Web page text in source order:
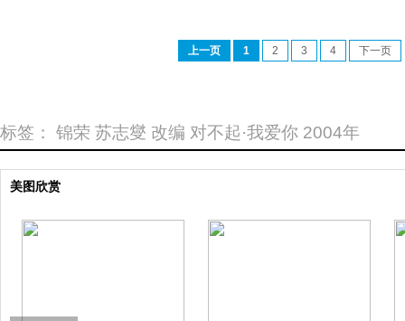
上一页 1 2 3 4 下一页
标签： 锦荣 苏志燮 改编 对不起·我爱你 2004年
美图欣赏